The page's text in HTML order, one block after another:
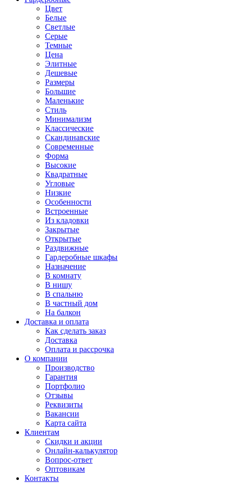
Цвет
Белые
Светлые
Серые
Темные
Цена
Элитные
Дешевые
Размеры
Большие
Маленькие
Стиль
Минимализм
Классические
Скандинавские
Современные
Форма
Высокие
Квадратные
Угловые
Низкие
Особенности
Встроенные
Из кладовки
Закрытые
Открытые
Раздвижные
Гардеробные шкафы
Назначение
В комнату
В нишу
В спальню
В частный дом
На балкон
Доставка и оплата
Как сделать заказ
Доставка
Оплата и рассрочка
О компании
Производство
Гарантия
Портфолио
Отзывы
Реквизиты
Вакансии
Карта сайта
Клиентам
Скидки и акции
Онлайн-калькулятор
Вопрос-ответ
Оптовикам
Контакты